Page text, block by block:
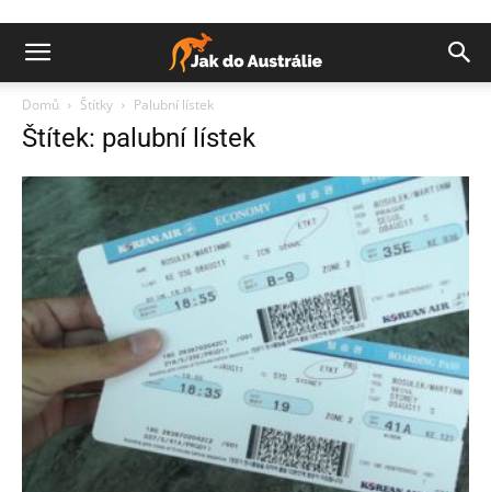
Domů Štítky Palubní lístek
Štítek: palubní lístek